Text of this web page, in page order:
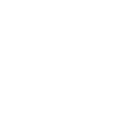
noch wichtige Tipps
mitgeben.
gab es weiteren
Managerin bei
um den
sie alle Features, die
hat, bestmöglich nutzen